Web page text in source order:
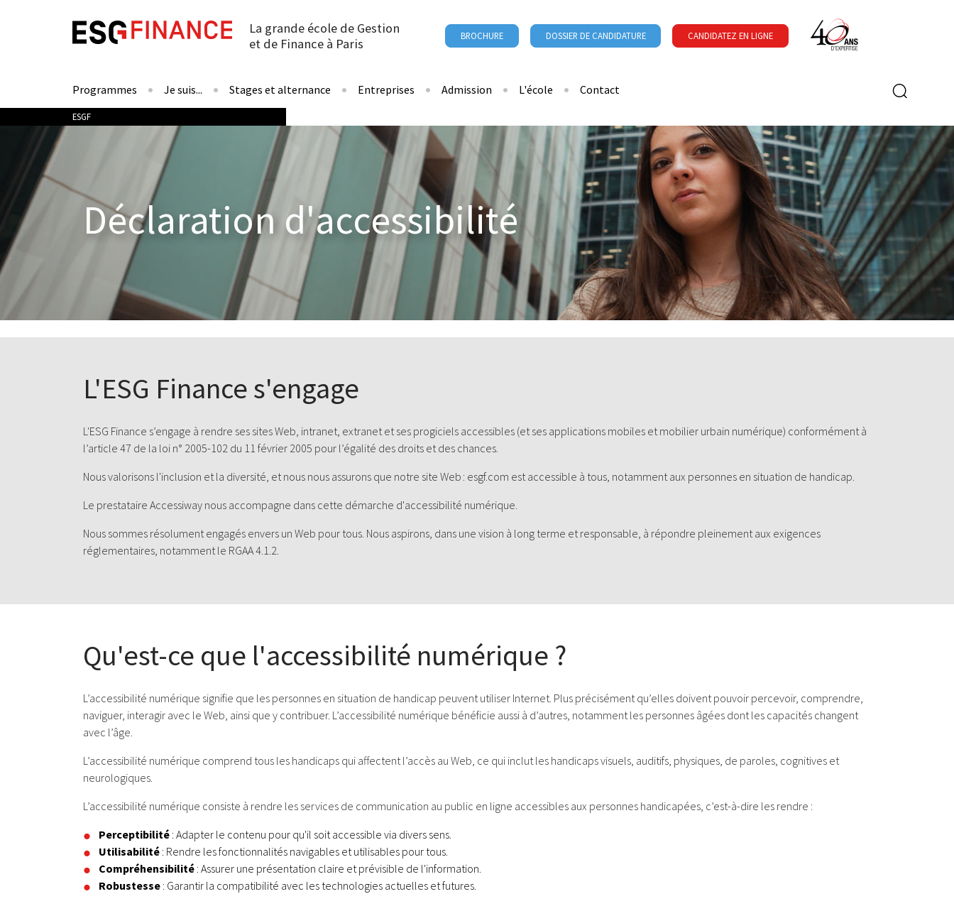
Déclaration d'accessibilité
L'ESG Finance s'engage
L'ESG Finance s’engage à rendre ses sites Web, intranet, extranet et ses progiciels accessibles (et ses applications mobiles et mobilier urbain numérique) conformément à
l’article 47 de la loi n° 2005-102 du 11 février 2005 pour l’égalité des droits et des chances.
Nous valorisons l'inclusion et la diversité, et nous nous assurons que notre site Web : esgf.com est accessible à tous, notamment aux personnes en situation de handicap.
Le prestataire Accessiway nous accompagne dans cette démarche d'accessibilité numérique.
Nous sommes résolument engagés envers un Web pour tous. Nous aspirons, dans une vision à long terme et responsable, à répondre pleinement aux exigences
réglementaires, notamment le RGAA 4.1.2.
Qu'est-ce que l'accessibilité numérique ?
L’accessibilité numérique signifie que les personnes en situation de handicap peuvent utiliser Internet. Plus précisément qu’elles doivent pouvoir percevoir, comprendre,
naviguer, interagir avec le Web, ainsi que y contribuer. L’accessibilité numérique bénéficie aussi à d’autres, notamment les personnes âgées dont les capacités changent
avec l’âge.
L’accessibilité numérique comprend tous les handicaps qui affectent l’accès au Web, ce qui inclut les handicaps visuels, auditifs, physiques, de paroles, cognitives et
neurologiques.
L’accessibilité numérique consiste à rendre les services de communication au public en ligne accessibles aux personnes handicapées, c’est-à-dire les rendre :
Perceptibilité : Adapter le contenu pour qu'il soit accessible via divers sens.
Utilisabilité : Rendre les fonctionnalités navigables et utilisables pour tous.
Compréhensibilité : Assurer une présentation claire et prévisible de l'information.
Robustesse : Garantir la compatibilité avec les technologies actuelles et futures.
La grande école de Gestion
et de Finance à Paris
BROCHURE DOSSIER DE CANDIDATURE CANDIDATEZ EN LIGNE
Programmes Je suis... Stages et alternance Entreprises Admission L'école Contact
Formulaire de recherche
Vous êtes ici
ESGF